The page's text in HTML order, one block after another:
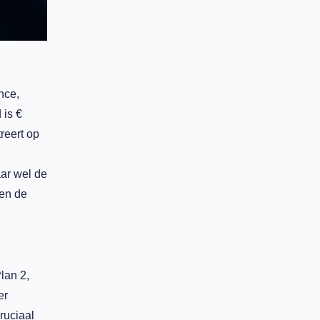
,
is €
op
wel de
de
2,